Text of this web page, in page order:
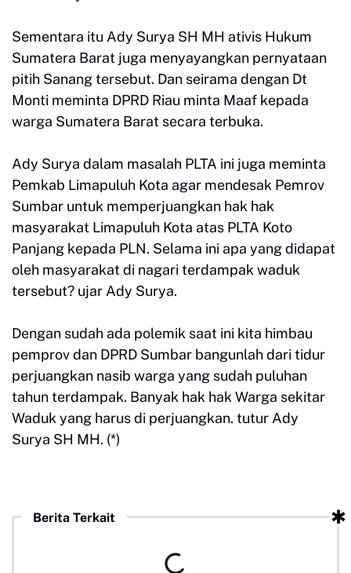
Sementara itu Ady Surya SH MH ativis Hukum
Sumatera Barat juga menyayangkan pernyataan
pitih Sanang tersebut. Dan seirama dengan Dt
Monti meminta DPRD Riau minta Maaf kepada
warga Sumatera Barat secara terbuka.
Ady Surya dalam masalah PLTA ini juga meminta
Pemkab Limapuluh Kota agar mendesak Pemrov
Sumbar untuk memperjuangkan hak hak
masyarakat Limapuluh Kota atas PLTA Koto
Panjang kepada PLN. Selama ini apa yang didapat
oleh masyarakat di nagari terdampak waduk
tersebut? ujar Ady Surya.
Dengan sudah ada polemik saat ini kita himbau
pemprov dan DPRD Sumbar bangunlah dari tidur
perjuangkan nasib warga yang sudah puluhan
tahun terdampak. Banyak hak hak Warga sekitar
Waduk yang harus di perjuangkan. tutur Ady
Surya SH MH. (*)
Berita Terkait